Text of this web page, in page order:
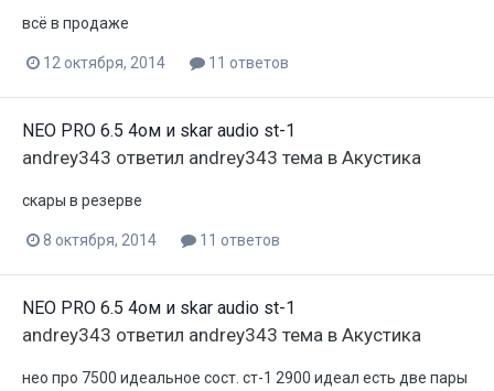
всё в продаже
12 октября, 2014 11 ответов
NEO PRO 6.5 4ом и skar audio st-1
andrey343 ответил andrey343 тема в Акустика
скары в резерве
8 октября, 2014 11 ответов
NEO PRO 6.5 4ом и skar audio st-1
andrey343 ответил andrey343 тема в Акустика
нео про 7500 идеальное сост. ст-1 2900 идеал есть две пары